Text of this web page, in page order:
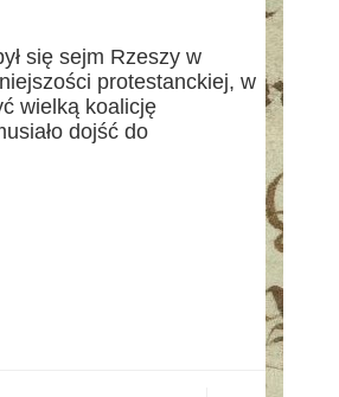
się sejm Rzeszy w
protestanckiej, w
wielką koalicję
dojść do